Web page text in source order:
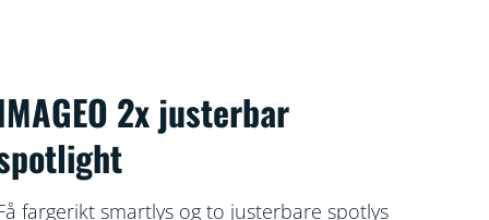
2x justerbar
fargerikt smartlys og to justerbare spotlys